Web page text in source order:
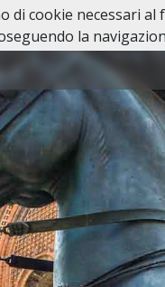
cookie necessari
la